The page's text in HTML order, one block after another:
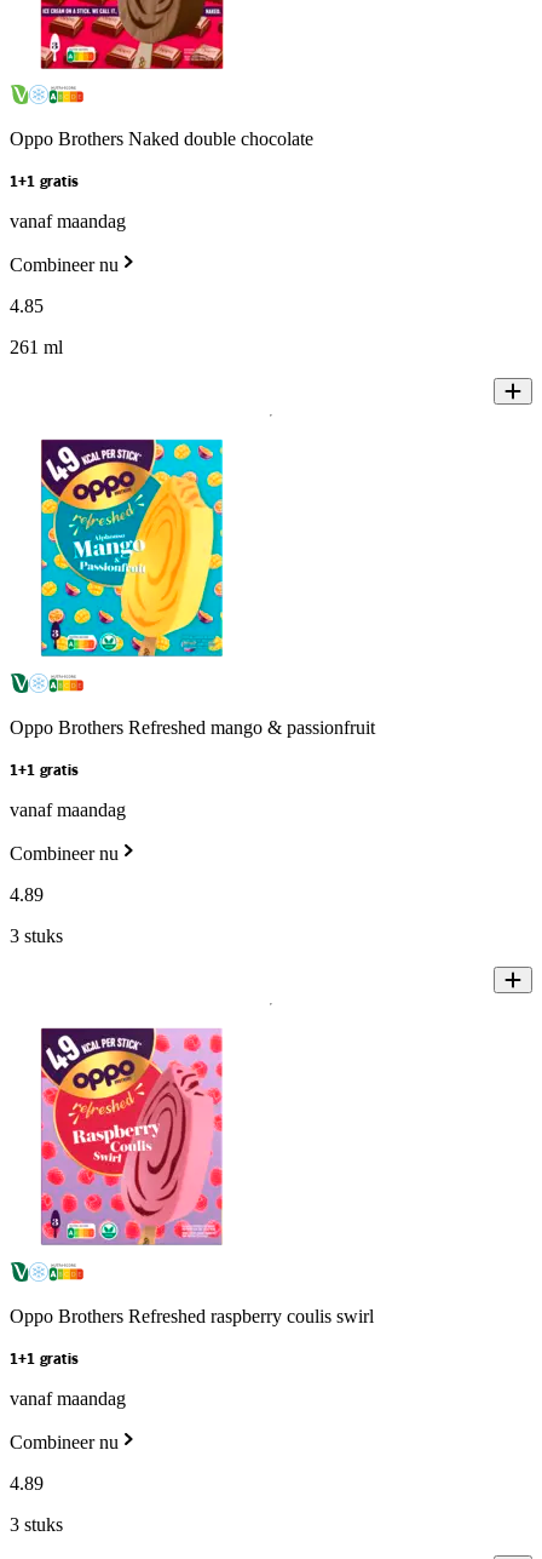
Oppo Brothers Naked double chocolate
1+1 gratis
vanaf maandag
Combineer nu
4.85
261 ml
Oppo Brothers Refreshed mango & passionfruit
1+1 gratis
vanaf maandag
Combineer nu
4.89
3 stuks
Oppo Brothers Refreshed raspberry coulis swirl
1+1 gratis
vanaf maandag
Combineer nu
4.89
3 stuks